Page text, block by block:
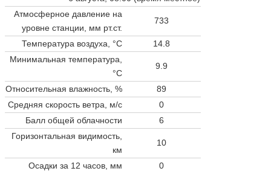
Атмосферное давление на
уровне станции, мм рт.ст.
733
Температура воздуха, °C
14.8
Минимальная температура,
°C
9.9
Относительная влажность, %
89
Средняя скорость ветра, м/с
0
Балл общей облачности
6
Горизонтальная видимость,
км
10
Осадки за 12 часов, мм
0